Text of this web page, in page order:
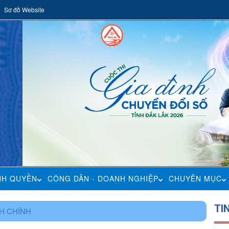
Sơ đồ Website
QUYỀN CÔNG DÂN - DOANH NGHIỆP CHUYÊN MỤC
CHÍNH